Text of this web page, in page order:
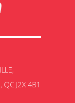
QC J2X 4B1